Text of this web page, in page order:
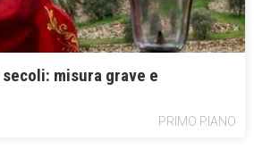
misura grave e
PRIMO PIANO